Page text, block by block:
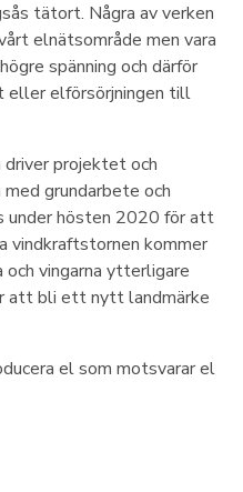
tätort. Några av verken
elnätsområde men vara
spänning och därför
eller elförsörjningen till
projektet och
grundarbete och
under hösten 2020 för att
vindkraftstornen kommer
vingarna ytterligare
att bli ett nytt landmärke
el som motsvarar el